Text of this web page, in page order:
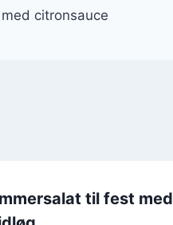
citronsauce
til fest med